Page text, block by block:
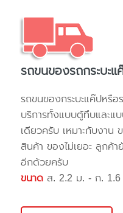
รถขนของรถกระบะแ
รถขนของกระบะแค๊ปหรื
บริการทั้งแบบตู้ทึบและแ
เดียวครับ เหมาะกับงา
สินค้า ของไม่เยอะ ลูกค้
อีกด้วยครับ
ขนาด ส. 2.2 ม. - ก.